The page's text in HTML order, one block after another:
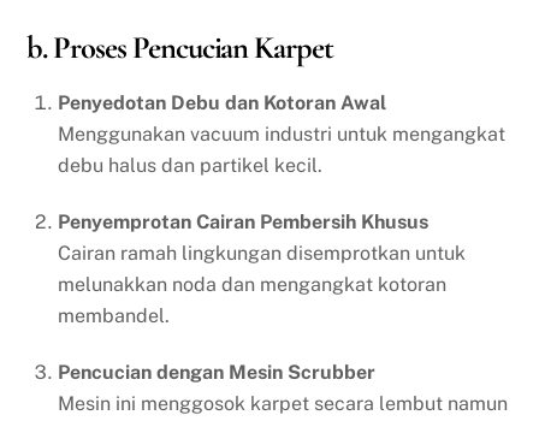
b. Proses Pencucian Karpet
Penyedotan Debu dan Kotoran Awal
Menggunakan vacuum industri untuk mengangkat
debu halus dan partikel kecil.
Penyemprotan Cairan Pembersih Khusus
Cairan ramah lingkungan disemprotkan untuk
melunakkan noda dan mengangkat kotoran
membandel.
Pencucian dengan Mesin Scrubber
Mesin ini menggosok karpet secara lembut namun